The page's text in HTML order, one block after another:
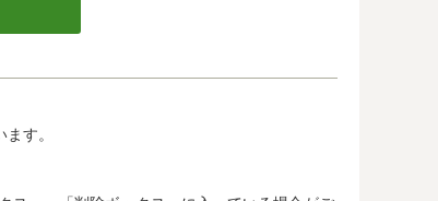
供することはできません。
す。